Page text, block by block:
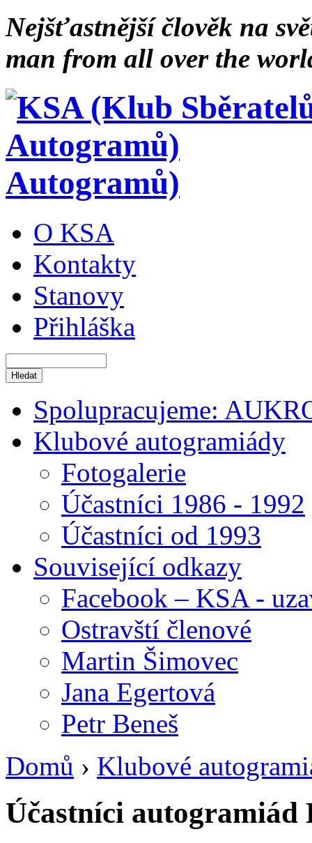
Nejšťastnější člověk na
man from all over the
Autogramů)
O KSA
Kontakty
Stanovy
Přihláška
Spolupracujeme:
Klubové autogramiády
Fotogalerie
Účastníci 1986 - 1992
Účastníci od 1993
Související odkazy
Facebook – KSA -
Ostravští členové
Martin Šimovec
Jana Egertová
Petr Beneš
Domů › Klubové
Účastníci autogramiád